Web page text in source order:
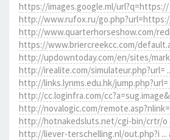
https://images.google.ml/url?q=https://
http://www.rufox.ru/
http://www.quarterhorseshow.com/
https://www.briercreekcc.com/
http://updowntoday.com/en/sites/
http://irealite.com/simulateur.php?url=
http://links.lynms.edu.hk/jump.php?url=
http://cc.loginfra.com/
http://novalogic.com/
http://hotnakedsluts.net/cgi-bin/crtr/o
http://liever-terschelling.nl/out.php?i ...